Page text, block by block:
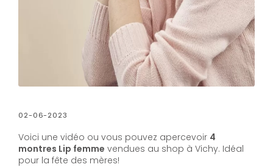
02-06-2023
Voici une vidéo ou vous pouvez apercevoir 4
montres Lip femme vendues au shop à Vichy. Idéal
pour la fête des mères!